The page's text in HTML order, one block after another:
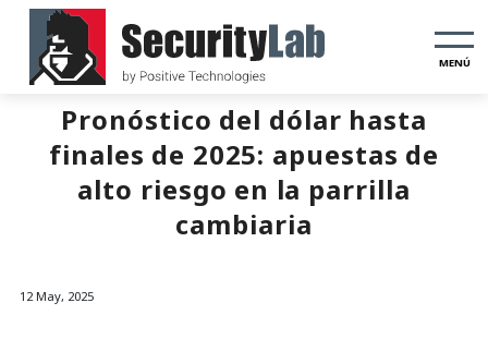
MENÚ
Pronóstico del dólar hasta
finales de 2025: apuestas de
alto riesgo en la parrilla
cambiaria
12 May, 2025